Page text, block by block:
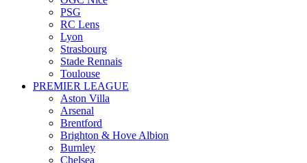
PSG
RC Lens
Lyon
Strasbourg
Stade Rennais
Toulouse
PREMIER LEAGUE
Aston Villa
Arsenal
Brentford
Brighton & Hove Albion
Burnley
Chelsea